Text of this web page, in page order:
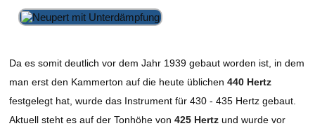
Da es somit deutlich vor dem Jahr 1939 gebaut worden ist, in dem
man erst den Kammerton auf die heute üblichen440 Hertz
festgelegt hat, wurde das Instrument für 430 - 435 Hertz gebaut.
Aktuell steht es auf der Tonhöhe von425 Hertz und wurde vor